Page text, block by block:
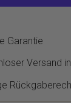
Beads
Armband">
Garantie
Versand